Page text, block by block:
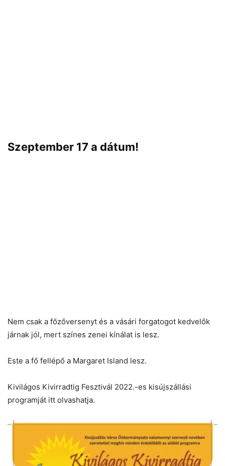
Szeptember 17 a dátum!
Nem csak a főzőversenyt és a vásári forgatogot kedvelők
járnak jól, mert színes zenei kínálat is lesz.
Este a fő fellépő a Margaret Island lesz.
Kivilágos Kivirradtig Fesztivál 2022.-es kisújszállási
programját itt olvashatja.